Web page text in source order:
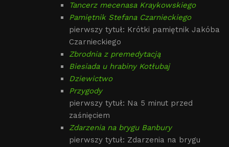
Tancerz mecenasa Kraykowskiego
Pamiętnik Stefana Czarnieckiego
pierwszy tytuł: Krótki pamiętnik Jakóba
Czarnieckiego
Zbrodnia z premedytacją
Biesiada u hrabiny Kotłubaj
Dziewictwo
Przygody
pierwszy tytuł: Na 5 minut przed
zaśnięciem
Zdarzenia na brygu Banbury
pierwszy tytuł: Zdarzenia na brygu